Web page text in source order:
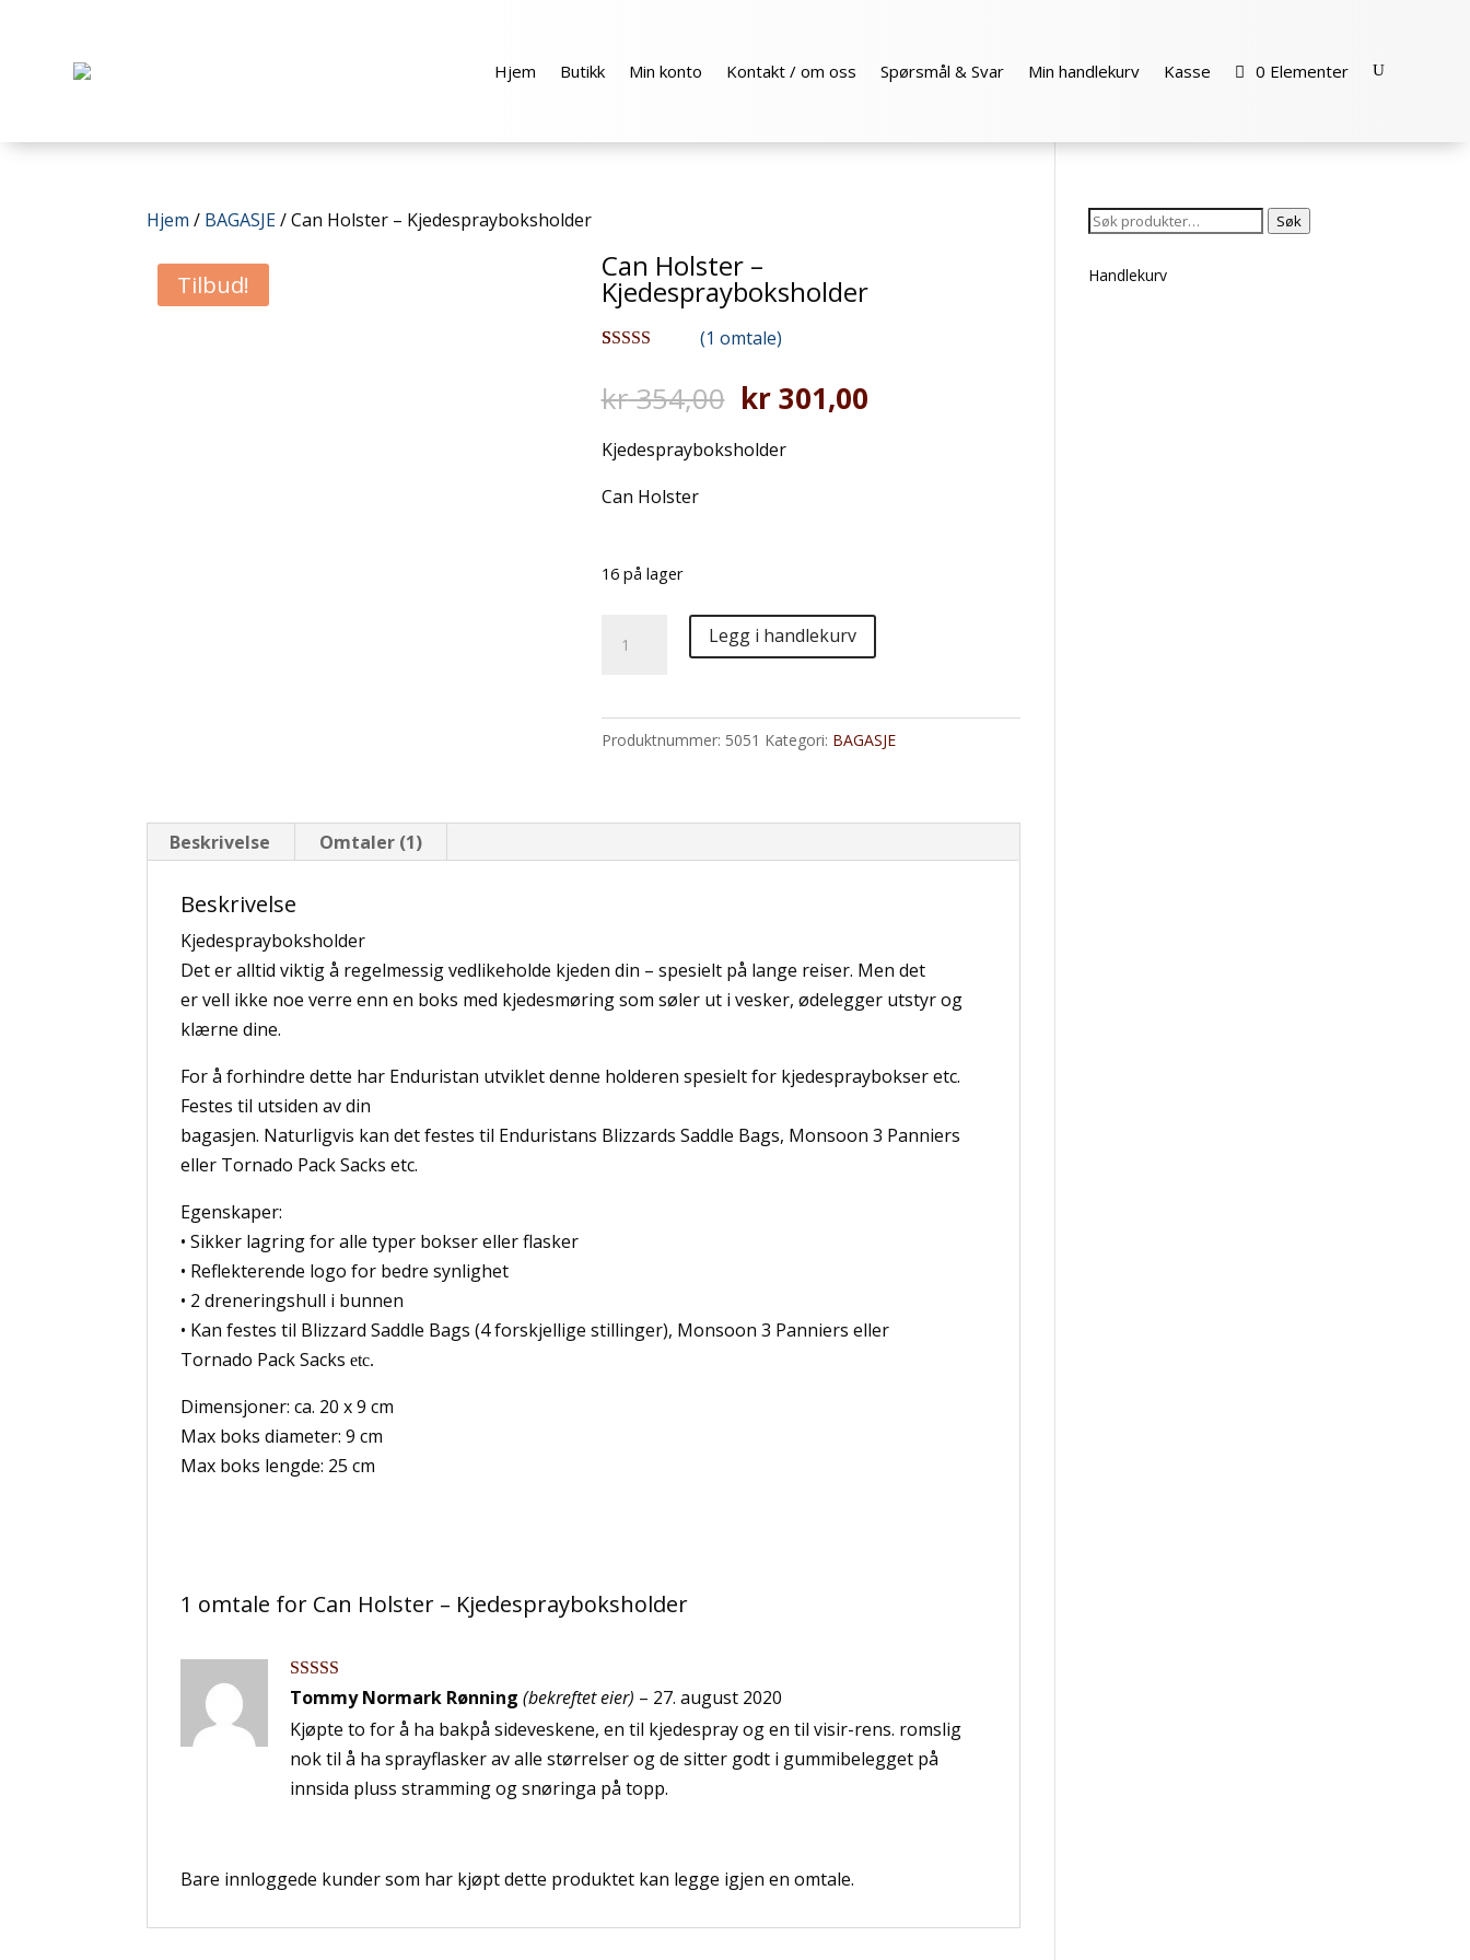
Hjem Butikk Min konto Kontakt / om oss Spørsmål & Svar Min handlekurv Kasse 0 Elementer
Hjem / BAGASJE/ Can Holster – Kjedesprayboksholder
Tilbud!
Can Holster –
Kjedesprayboksholder
på
kundevurderi
(1 omtale)
kr354,00 Opprinnelig
var:
kr301,00Nåværende
Kjedesprayboksholder
Can Holster
16 på lager
Holster
Kjedesprayboksholder
antall
Legg i handlekurv
Produktnummer: 5051 Kategori: BAGASJE
Beskrivelse Omtaler (1)
Beskrivelse
Kjedesprayboksholder
Det er alltid viktig å regelmessig vedlikeholde kjeden din – spesielt på lange reiser. Men det
er vell ikke noe verre enn en boks med kjedesmøring som søler ut i vesker, ødelegger utstyr og
klærne dine.
For å forhindre dette har Enduristan utviklet denne holderen spesielt for kjedespraybokser etc.
Festes til utsiden av din
bagasjen. Naturligvis kan det festes til Enduristans Blizzards Saddle Bags, Monsoon 3 Panniers
eller Tornado Pack Sacks etc.
Egenskaper:
• Sikker lagring for alle typer bokser eller flasker
• Reflekterende logo for bedre synlighet
• 2 dreneringshull i bunnen
• Kan festes til Blizzard Saddle Bags (4 forskjellige stillinger), Monsoon 3 Panniers eller
Tornado Pack Sacks etc.
Dimensjoner: ca. 20 x 9 cm
Max boks diameter: 9 cm
Max boks lengde: 25 cm
1 omtale for Can Holster – Kjedesprayboksholder
Vurdert5av
Tommy Normark Rønning(bekreftet eier) – 27. august 2020
Kjøpte to for å ha bakpå sideveskene, en til kjedespray og en til visir-rens. romslig
nok til å ha sprayflasker av alle størrelser og de sitter godt i gummibelegget på
innsida pluss stramming og snøringa på topp.
Bare innloggede kunder som har kjøpt dette produktet kan legge igjen en omtale.
Søk
Søk
Handlekurv